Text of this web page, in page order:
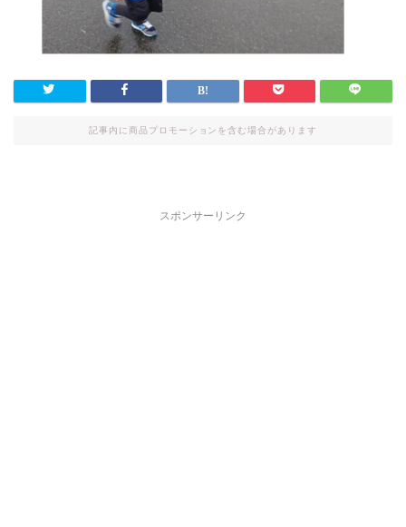
記事内に商品プロモーションを含む場合があります
スポンサーリンク